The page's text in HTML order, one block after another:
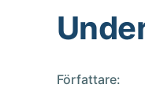
Författare: